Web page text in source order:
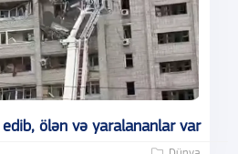
ölən və yaralananlar var